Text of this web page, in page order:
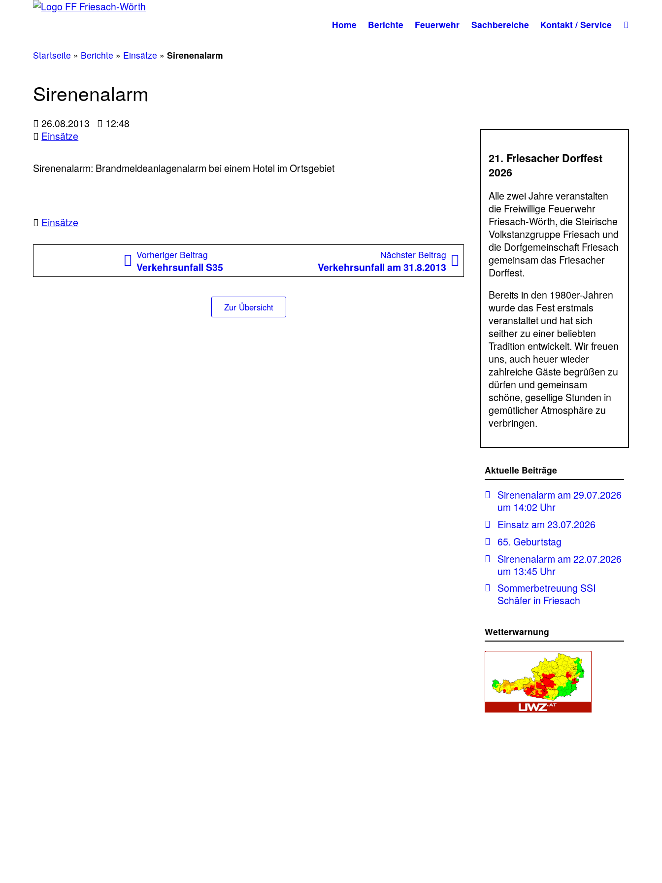
Home Berichte Feuerwehr Sachbereiche Kontakt / Service
Startseite » Berichte » Einsätze »Sirenenalarm
Sirenenalarm
26.08.2013
12:48
Einsätze
Sirenenalarm: Brandmeldeanlagenalarm bei einem Hotel im Ortsgebiet
Einsätze
BeitragsnavigationVorheriger BeitragVorheriger
Beitrag:
Verkehrsunfall S35
Nächster Beitrag Nächster
Beitrag:
Verkehrsunfall am 31.8.2013
Zur Übersicht
21. Friesacher Dorffest
2026
Alle zwei Jahre veranstalten
die Freiwillige Feuerwehr
Friesach-Wörth, die Steirische
Volkstanzgruppe Friesach und
die Dorfgemeinschaft Friesach
gemeinsam das Friesacher
Dorffest.
Bereits in den 1980er-Jahren
wurde das Fest erstmals
veranstaltet und hat sich
seither zu einer beliebten
Tradition entwickelt. Wir freuen
uns, auch heuer wieder
zahlreiche Gäste begrüßen zu
dürfen und gemeinsam
schöne, gesellige Stunden in
gemütlicher Atmosphäre zu
verbringen.
Aktuelle Beiträge
Sirenenalarm am 29.07.2026
um 14:02 Uhr
Einsatz am 23.07.2026
65. Geburtstag
Sirenenalarm am 22.07.2026
um 13:45 Uhr
Sommerbetreuung SSI
Schäfer in Friesach
Wetterwarnung